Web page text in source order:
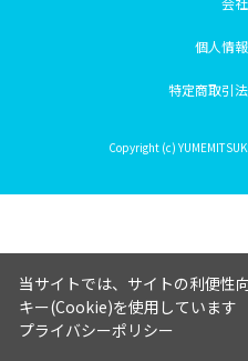
個人情
特定商取引
Copyright (c)
当サイトでは、サイトの利便性
キー(Cookie)を使用しています
プライバシーポリシー